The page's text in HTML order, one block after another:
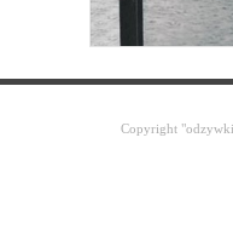
Copyright